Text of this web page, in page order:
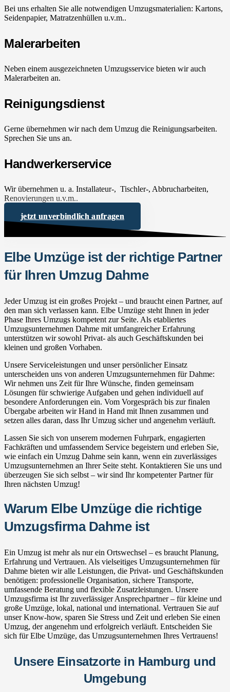
Bei uns erhalten Sie alle notwendigen Umzugsmaterialien: Kartons,
Seidenpapier, Matratzenhüllen u.v.m..
Malerarbeiten
Neben einem ausgezeichneten Umzugsservice bieten wir auch
Malerarbeiten an.
Reinigungsdienst
Gerne übernehmen wir nach dem Umzug die Reinigungsarbeiten.
Sprechen Sie uns an.
Handwerkerservice
Wir übernehmen u. a. Installateur-, Tischler-, Abbrucharbeiten,
Renovierungen u.v.m..
jetzt unverbindlich anfragen
Elbe Umzüge ist der richtige Partner
für Ihren Umzug Dahme
Jeder Umzug ist ein großes Projekt – und braucht einen Partner, auf
den man sich verlassen kann. Elbe Umzüge steht Ihnen in jeder
Phase Ihres Umzugs kompetent zur Seite. Als etabliertes
Umzugsunternehmen Dahme mit umfangreicher Erfahrung
unterstützen wir sowohl Privat- als auch Geschäftskunden bei
kleinen und großen Vorhaben.
Unsere Serviceleistungen und unser persönlicher Einsatz
unterscheiden uns von anderen Umzugsunternehmen für Dahme:
Wir nehmen uns Zeit für Ihre Wünsche, finden gemeinsam
Lösungen für schwierige Aufgaben und gehen individuell auf
besondere Anforderungen ein. Vom Vorgespräch bis zur finalen
Übergabe arbeiten wir Hand in Hand mit Ihnen zusammen und
setzen alles daran, dass Ihr Umzug sicher und angenehm verläuft.
Lassen Sie sich von unserem modernen Fuhrpark, engagierten
Fachkräften und umfassendem Service begeistern und erleben Sie,
wie einfach ein Umzug Dahme sein kann, wenn ein zuverlässiges
Umzugsunternehmen an Ihrer Seite steht. Kontaktieren Sie uns und
überzeugen Sie sich selbst – wir sind Ihr kompetenter Partner für
Ihren nächsten Umzug!
Warum Elbe Umzüge die richtige
Umzugsfirma Dahme ist
Ein Umzug ist mehr als nur ein Ortswechsel – es braucht Planung,
Erfahrung und Vertrauen. Als vielseitiges Umzugsunternehmen für
Dahme bieten wir alle Leistungen, die Privat- und Geschäftskunden
benötigen: professionelle Organisation, sichere Transporte,
umfassende Beratung und flexible Zusatzleistungen. Unsere
Umzugsfirma ist Ihr zuverlässiger Ansprechpartner – für kleine und
große Umzüge, lokal, national und international. Vertrauen Sie auf
unser Know-how, sparen Sie Stress und Zeit und erleben Sie einen
Umzug, der angenehm und erfolgreich verläuft. Entscheiden Sie
sich für Elbe Umzüge, das Umzugsunternehmen Ihres Vertrauens!
Unsere Einsatzorte in Hamburg und
Umgebung